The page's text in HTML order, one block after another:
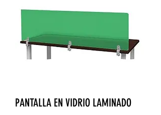
PANTALLA EN VIDRIO LAMINADO